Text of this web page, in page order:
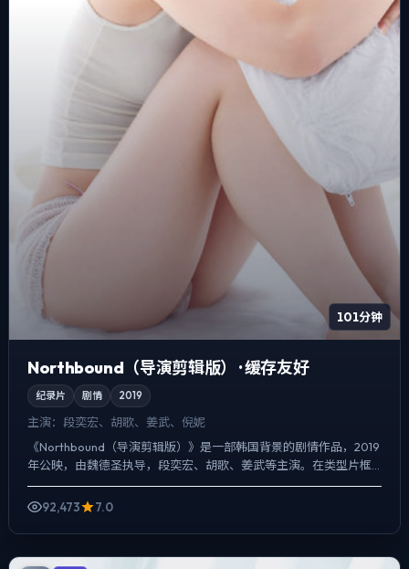
101分钟
Northbound（导演剪辑版） · 缓存友好
纪录片 剧情 2019
主演： 段奕宏、胡歌、姜武、倪妮
《Northbound（导演剪辑版）》是一部韩国背景的剧情作品，2019
年公映，由魏德圣执导，段奕宏、胡歌、姜武等主演。在类型片框
架里埋入作者式旁白与留白，爱情线并不喧宾夺主，...
92,473
7.0